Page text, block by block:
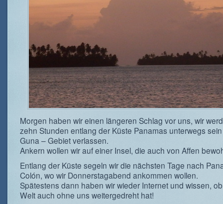
Morgen haben wir einen längeren Schlag vor uns, wir
zehn Stunden entlang der Küste Panamas unterwegs
Guna – Gebiet verlassen.
Ankern wollen wir auf einer Insel, die auch von Affen
Entlang der Küste segeln wir die nächsten Tage nach
Colón, wo wir Donnerstagabend ankommen wollen.
Spätestens dann haben wir wieder Internet und wissen,
Welt auch ohne uns weitergedreht hat!